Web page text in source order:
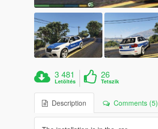
3 481
Letöltés
26
Tetszik
Description Comments (5)